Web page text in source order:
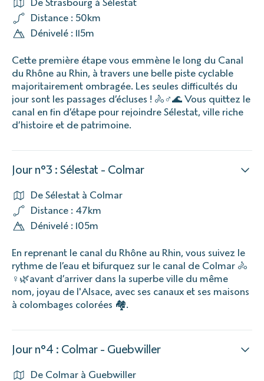
Distance : 50km
Dénivelé : 115m
Cette première étape vous emmène le long du Canal
du Rhône au Rhin, à travers une belle piste cyclable
majoritairement ombragée. Les seules difficultés du
jour sont les passages d’écluses ! 🚴♂️🌊 Vous quittez le
canal en fin d’étape pour rejoindre Sélestat, ville riche
d’histoire et de patrimoine.
Jour n°3 : Sélestat - Colmar
De Sélestat à Colmar
Distance : 47km
Dénivelé : 105m
En reprenant le canal du Rhône au Rhin, vous suivez le
rythme de l’eau et bifurquez sur le canal de Colmar 🚴
♀️🌿avant d’arriver dans la superbe ville du même
nom, joyau de l'Alsace, avec ses canaux et ses maisons
à colombages colorées 🏘️.
Jour n°4 : Colmar - Guebwiller
De Colmar à Guebwiller